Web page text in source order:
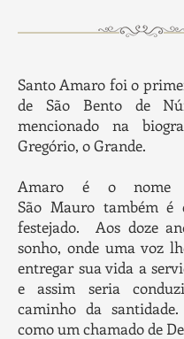
Santo Amaro foi o
de São Bento de
mencionado na
Gregório, o Grande.
Amaro é o nome
São Mauro também é
festejado. Aos doze
sonho, onde uma voz
entregar sua vida a
e assim seria
caminho da
como um chamado de